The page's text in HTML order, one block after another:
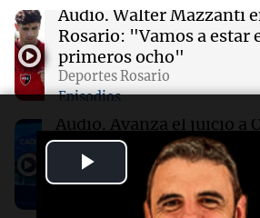
Play
Video
14:05 Deportes
Rodri Hernández elige
Real Madrid en un traspaso
14:04 Tecnología
TikTok despide a 250
oficina en Nashville
La cuarta fecha del Torneo
Audio. Walter Mazzanti
Rosario: "Vamos a estar
primeros ocho"
Deportes Rosario
Episodios
Audio. Avanza el juicio a
con nuevas declaraciones
sobre el accidente
Panorama Federal